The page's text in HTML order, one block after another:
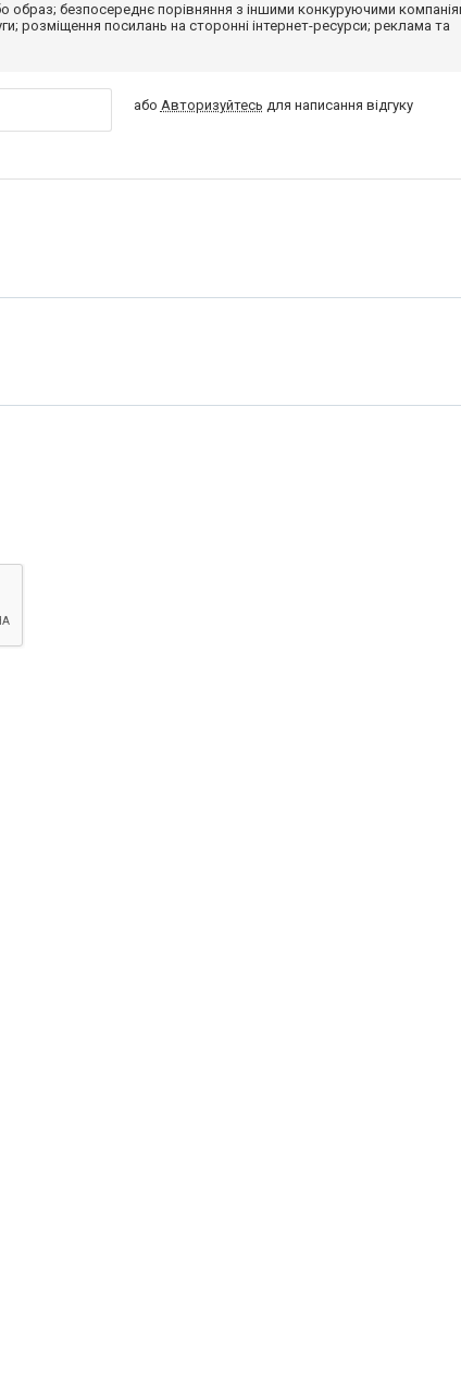
образ; безпосереднє порівняння з іншими конкуруючими
розміщення посилань на сторонні інтернет-ресурси; реклама та
або Авторизуйтесь для написання відгуку